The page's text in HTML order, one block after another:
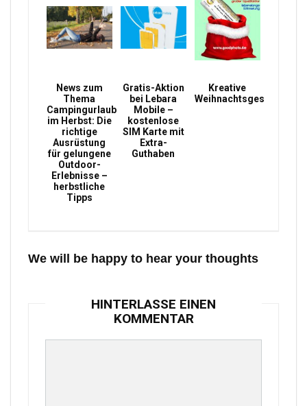
News zum
Thema
Campingurlaub
im Herbst: Die
richtige
Ausrüstung
für gelungene
Outdoor-
Erlebnisse –
herbstliche
Tipps
Gratis-Aktion
bei Lebara
Mobile –
kostenlose
SIM Karte mit
Extra-
Guthaben
Kreative
Weihnachtsgeschenke
We will be happy to hear your thoughts
HINTERLASSE EINEN
KOMMENTAR